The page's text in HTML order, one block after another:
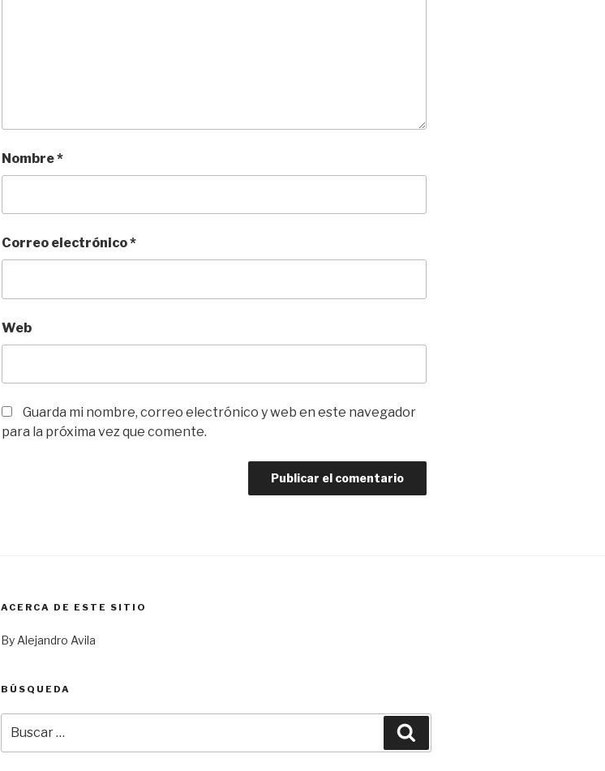
Nombre*
Correo electrónico*
Web
Guarda mi nombre, correo electrónico y web en este navegador
para la próxima vez que comente.
ACERCA DE ESTE SITIO
By Alejandro Avila
BÚSQUEDA
por: